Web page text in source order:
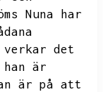
Nuna har
det
är
är på att